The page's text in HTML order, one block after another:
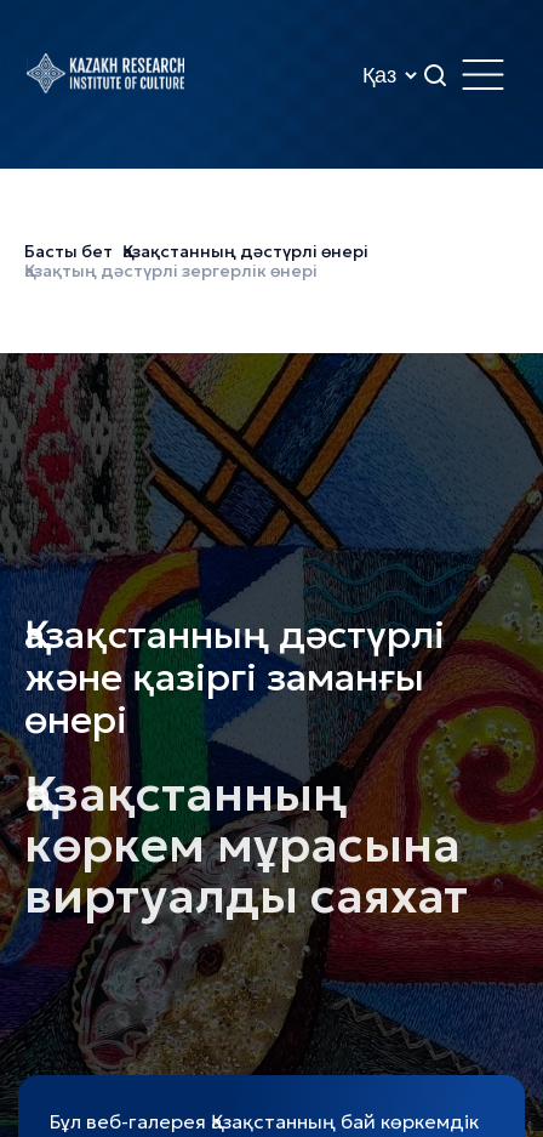
Басты бет Қазақстанның дәстүрлі өнері
Қазақтың дәстүрлі зергерлік өнері
Қазақстанның дәстүрлі
және қазіргі заманғы
өнері
Қазақстанның
көркем мұрасына
виртуалды саяхат
Бұл веб-галерея Қазақстанның бай көркемдік